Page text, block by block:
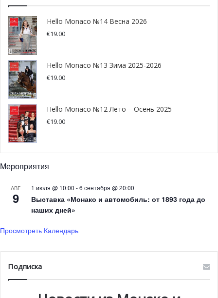
Тем временем, накануне, во вторник — 24 мая,
победитель Гран-при Монако трех последних лет Нико
Альбера II в Княжеском Дворце. Пилот-победитель
также предложил монарху вместе проехать
по легендарной трассе Формулы-1 в Монако на
автомобиле марки Mercedes 300 SL «Papillon»1955 года
Hello Monaco №14 Весна 2026
€19.00
Hello Monaco №13 Зима 2025-2026
€19.00
Hello Monaco №12 Лето – Осень 2025
€19.00
Мероприятия
АВГ
9
1 июля @ 10:00 -6 сентября @ 20:00
Выставка «Монако и автомобиль: от 1893 года до
наших дней»
Просмотреть Календарь
Подписка